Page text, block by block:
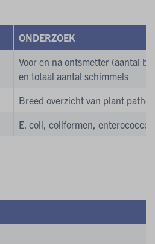
ONDERZOEK
Voor en na ontsmetter (aantal
en totaal aantal schimmels
Breed overzicht van plant
E. coli, coliformen, enterococcen